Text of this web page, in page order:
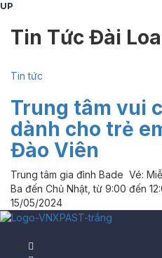
UP
Tin Tức Đài
Tin tức
Trung tâm vui
dành cho trẻ
Đào Viên
Trung tâm gia đình Bade Vé:
Ba đến Chủ Nhật, từ 9:00 đến
15/05/2024